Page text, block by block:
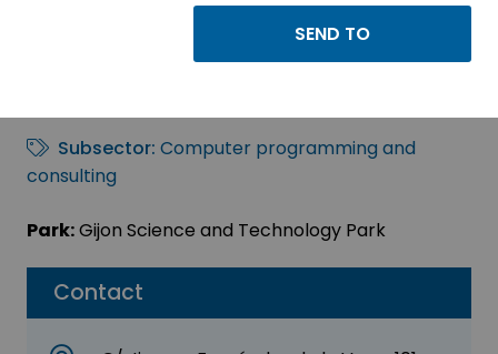
Contact
EMPATHY.CO
TELECOMMUNICATIONS
Subsector: Computer programming and
consulting
Park:Gijon Science and Technology Park